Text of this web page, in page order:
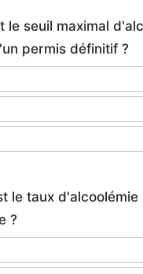
le seuil maximal
permis définitif ?
le taux
?